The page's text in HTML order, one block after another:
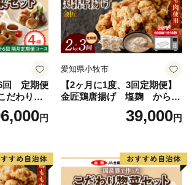
回 定期便
だわり惣
円
愛知県小牧市
【2ヶ月に1度、3回定期便】
金匠鶏唐揚げ 塩麹 からあ
39,000円